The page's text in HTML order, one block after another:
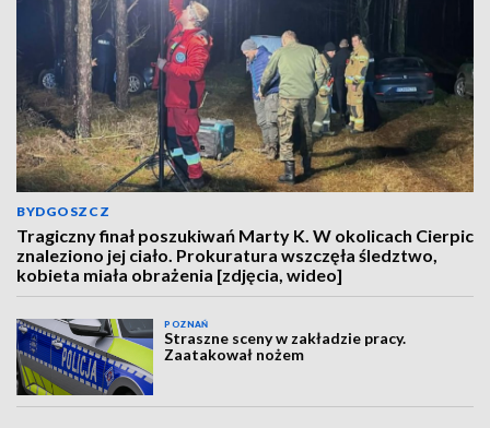
BYDGOSZCZ
Tragiczny finał poszukiwań Marty K. W okolicach Cierpic
znaleziono jej ciało. Prokuratura wszczęła śledztwo,
kobieta miała obrażenia [zdjęcia, wideo]
POZNAŃ
Straszne sceny w zakładzie pracy.
Zaatakował nożem